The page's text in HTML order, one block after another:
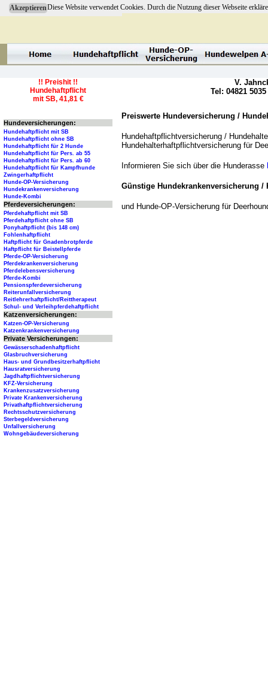
AkzeptierenDiese Website verwendet Cookies. Durch die Nutzung dieser Webseite
Preiswerte Hundeversicherung /
Hundehaftpflichtversicherung /
Hundehalterhaftpflichtversicherung für
Informieren Sie sich über die Hunderasse
Günstige Hundekrankenversicherung
und Hunde-OP-Versicherung für
V.
Tel: 04821
!! Preishit !!
Hundehaftpflicht
mit SB, 41,81 €
Hundeversicherungen:
Hundehaftpflicht mit SB
Hundehaftpflicht ohne SB
Hundehaftpflicht für 2 Hunde
Hundehaftpflicht für Pers. ab 55
Hundehaftpflicht für Pers. ab 60
Hundehaftpflicht für Kampfhunde
Zwingerhaftpflicht
Hunde-OP-Versicherung
Hundekrankenversicherung
Hunde-Kombi
Pferdeversicherungen:
Pferdehaftpflicht mit SB
Pferdehaftpflicht ohne SB
Ponyhaftpflicht (bis 148 cm)
Fohlenhaftpflicht
Haftpflicht für Gnadenbrotpferde
Haftpflicht für Beistellpferde
Pferde-OP-Versicherung
Pferdekrankenversicherung
Pferdelebensversicherung
Pferde-Kombi
Pensionspferdeversicherung
Reiterunfallversicherung
Reitlehrerhaftpflicht/Reittherapeut
Schul- und Verleihpferdehaftpflicht
Katzenversicherungen:
Katzen-OP-Versicherung
Katzenkrankenversicherung
Private Versicherungen:
Gewässerschadenhaftpflicht
Glasbruchversicherung
Haus- und Grundbesitzerhaftpflicht
Hausratversicherung
Jagdhaftpflichtversicherung
KFZ-Versicherung
Krankenzusatzversicherung
Private Krankenversicherung
Privathaftpflichtversicherung
Rechtsschutzversicherung
Sterbegeldversicherung
Unfallversicherung
Wohngebäudeversicherung